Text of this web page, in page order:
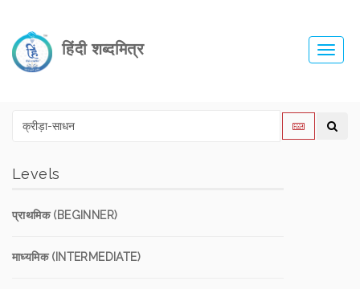
हिंदी शब्दमित्र
Levels
प्राथमिक (BEGINNER)
माध्यमिक (INTERMEDIATE)